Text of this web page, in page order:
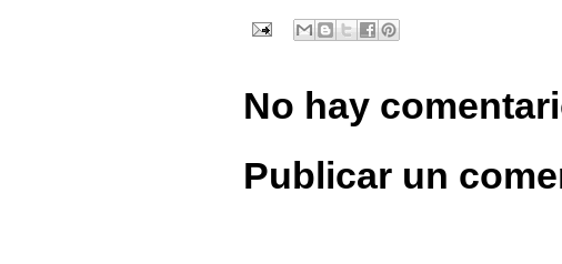
No hay
Publicar un